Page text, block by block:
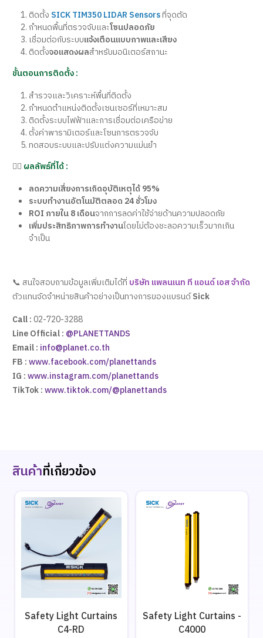
ติดตั้ง SICK TIM350 LIDAR Sensorsที่จุดตัด
กำหนดพื้นที่ตรวจจับและโซนปลอดภัย
เชื่อมต่อกับระบบแจ้งเตือนแบบภาพและเสียง
ติดตั้งจอแสดงผลสำหรับมอนิเตอร์สถานะ
ขั้นตอนการติดตั้ง :
สำรวจและวิเคราะห์พื้นที่ติดตั้ง
กำหนดตำแหน่งติดตั้งเซนเซอร์ที่เหมาะสม
ติดตั้งระบบไฟฟ้าและการเชื่อมต่อเครือข่าย
ตั้งค่าพารามิเตอร์และโซนการตรวจจับ
ทดสอบระบบและปรับแต่งความแม่นยำ
👉🏻 ผลลัพธ์ที่ได้ :
ลดความเสี่ยงการเกิดอุบัติเหตุได้ 95%
ระบบทำงานอัตโนมัติตลอด 24 ชั่วโมง
ROI ภายใน 8 เดือนจากการลดค่าใช้จ่ายด้านความปลอดภัย
เพิ่มประสิทธิภาพการทำงานโดยไม่ต้องชะลอความเร็วมากเกิน
จำเป็น
📞 สนใจสอบถามข้อมูลเพิ่มเติมได้ที่ บริษัท แพลนเนท ที แอนด์ เอส จำกัด
ตัวแทนจัดจำหน่ายสินค้าอย่างเป็นทางการของแบรนด์Sick
Call :02-720-3288
Line Official : @PLANETTANDS
Email : info@planet.co.th
FB :www.facebook.com/planettands
IG :www.instagram.com/planettands
TikTok :www.tiktok.com/@planettands
สินค้าที่เกี่ยวข้อง
Safety Light Curtains
C4-RD
Safety Light Curtains -
C4000